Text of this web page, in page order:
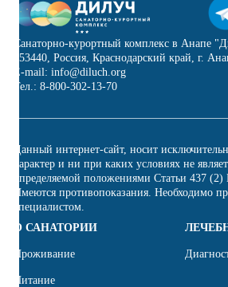
Санаторно-курортный комплекс в Анапе
353440, Россия, Краснодарский край, г.
E-mail: info@diluch.org
Тел.: 8-800-302-13-70
Данный интернет-сайт, носит
характер и ни при каких условиях не
определяемой положениями Статьи 437
Имеются противопоказания. Необходимо
специалистом.
О САНАТОРИИ
Проживание
Питание